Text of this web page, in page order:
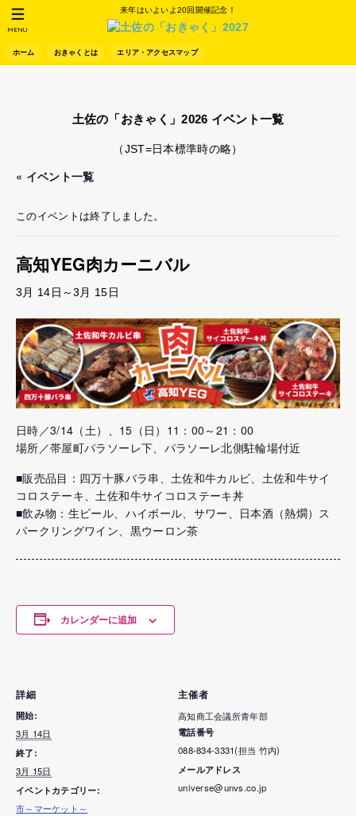
来年はいよいよ20回開催記念！
ホーム おきゃくとは エリア・アクセスマップ
MENU
土佐の「おきゃく」2026 イベント一覧
（JST=日本標準時の略）
« イベント一覧
このイベントは終了しました。
高知YEG肉カーニバル
3月 14日 ～3月 15日
日時／3/14（土）、15（日）11：00～21：00
場所／帯屋町パラソーレ下、パラソーレ北側駐輪場付近
■販売品目：四万十豚バラ串、土佐和牛カルビ、土佐和牛サイ
コロステーキ、土佐和牛サイコロステーキ丼
■飲み物：生ビール、ハイボール、サワー、日本酒（熱燗）ス
パークリングワイン、黒ウーロン茶
カレンダーに追加
詳細
開始:
3月 14日
終了:
3月 15日
イベントカテゴリー:
市～マーケット～
主催者
高知商工会議所青年部
電話番号
088-834-3331(担当 竹内)
メールアドレス
universe@unvs.co.jp